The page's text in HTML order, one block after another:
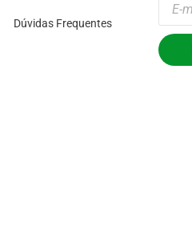
Dúvidas Frequentes